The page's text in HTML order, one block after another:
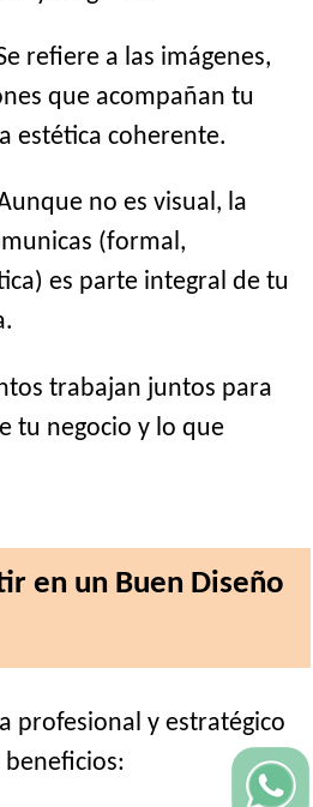
refiere a las imágenes,
que acompañan tu
estética coherente.
no es visual, la
(formal,
es parte integral de tu
trabajan juntos para
tu negocio y lo que
en un Buen Diseño
profesional y estratégico